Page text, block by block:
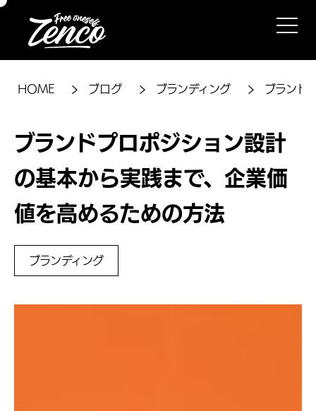
HOME ブログ ブランディング ブランド
ブランドプロポジション設計
の基本から実践まで、企業価
値を高めるための方法
ブランディング